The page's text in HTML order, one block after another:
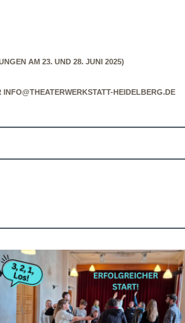
AM 23. UND 28. JUNI 2025)
HEIDELBERG.DE